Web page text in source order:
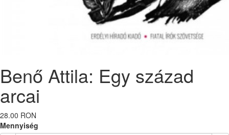
Benő Attila: Egy század
arcai
28.00 RON
Mennyiség